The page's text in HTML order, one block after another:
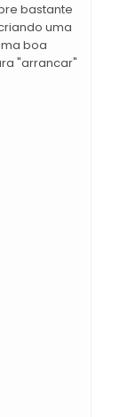
bastante
uma
boa
"arrancar"